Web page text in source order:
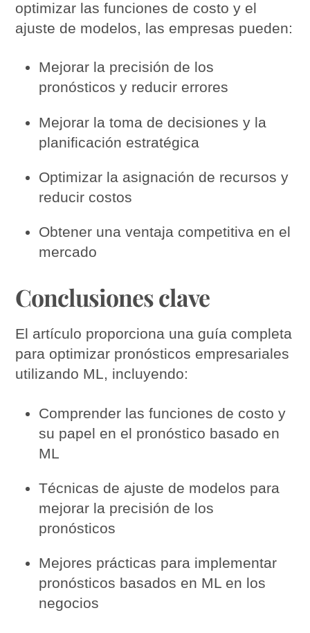
optimizar las funciones de costo y el
ajuste de modelos, las empresas pueden:
Mejorar la precisión de los
pronósticos y reducir errores
Mejorar la toma de decisiones y la
planificación estratégica
Optimizar la asignación de recursos y
reducir costos
Obtener una ventaja competitiva en el
mercado
Conclusiones clave
El artículo proporciona una guía completa
para optimizar pronósticos empresariales
utilizando ML, incluyendo:
Comprender las funciones de costo y
su papel en el pronóstico basado en
ML
Técnicas de ajuste de modelos para
mejorar la precisión de los
pronósticos
Mejores prácticas para implementar
pronósticos basados en ML en los
negocios